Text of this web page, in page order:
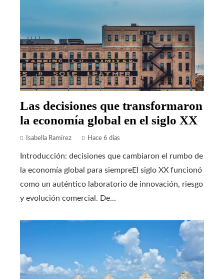
Las decisiones que transformaron
la economía global en el siglo XX
Isabella Ramírez Hace 6 días
Introducción: decisiones que cambiaron el rumbo de
la economía global para siempreEl siglo XX funcionó
como un auténtico laboratorio de innovación, riesgo
y evolución comercial. De...